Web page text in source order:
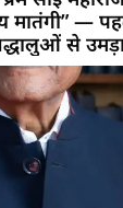
मातंगी” —
से